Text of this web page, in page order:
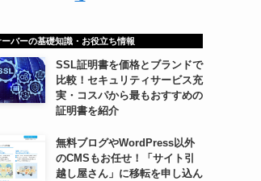
ーバーの基礎知識・お役立ち情報
SSL証明書を価格とブランドで
比較！セキュリティサービス充
実・コスパから最もおすすめの
証明書を紹介
無料ブログやWordPress以外
のCMSもお任せ！「サイト引
越し屋さん」に移転を申し込ん